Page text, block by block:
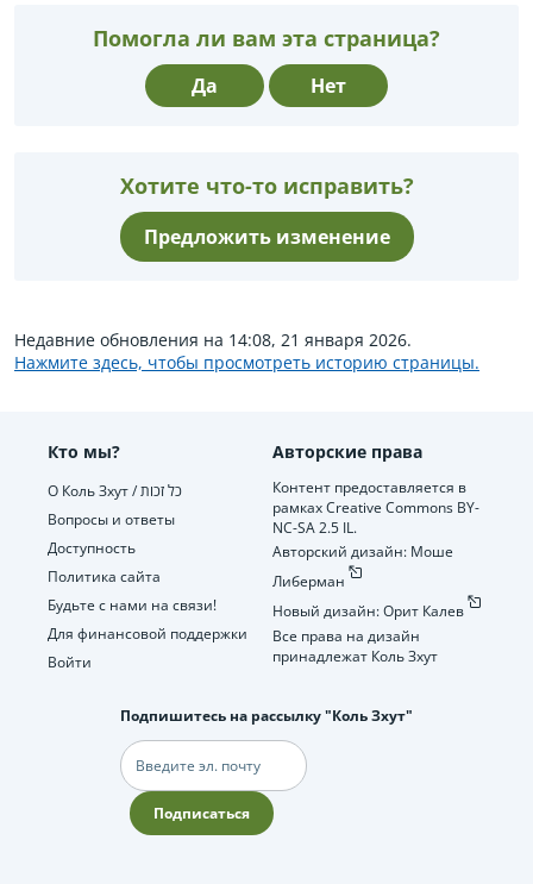
Помогла ли вам эта страница?
Да Нет
Хотите что-то исправить?
Предложить изменение
Недавние обновления на 14:08, 21 января 2026.
Нажмите здесь, чтобы просмотреть историю страницы.
Кто мы?
О Коль Зхут / כל זכות
Вопросы и ответы
Доступность
Политика сайта
Будьте с нами на связи!
Для финансовой поддержки
Войти
Авторские права
Контент предоставляется в
рамках Creative Commons BY-
NC-SA 2.5 IL.
Авторский дизайн: Моше
Либерман
Новый дизайн: Орит Калев
Все права на дизайн
принадлежат Коль Зхут
Подпишитесь на рассылку "Коль Зхут"
Электронная
почта
Подписаться